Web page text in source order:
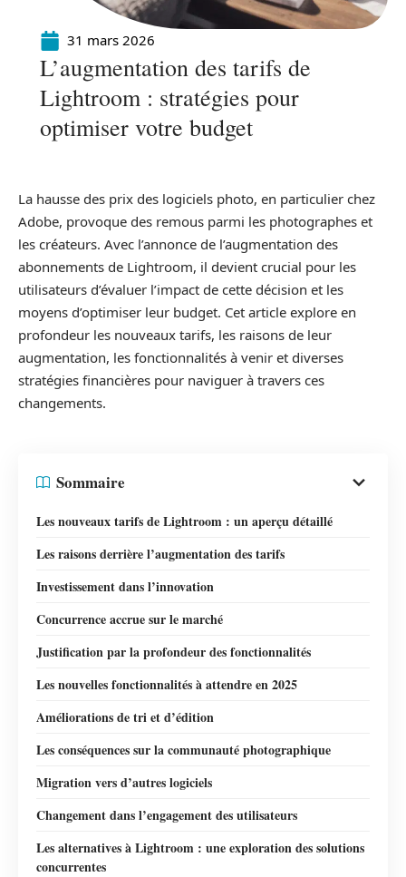
31 mars 2026
L’augmentation des tarifs de
Lightroom : stratégies pour
optimiser votre budget
La hausse des prix des logiciels photo, en particulier chez
Adobe, provoque des remous parmi les photographes et
les créateurs. Avec l’annonce de l’augmentation des
abonnements de Lightroom, il devient crucial pour les
utilisateurs d’évaluer l’impact de cette décision et les
moyens d’optimiser leur budget. Cet article explore en
profondeur les nouveaux tarifs, les raisons de leur
augmentation, les fonctionnalités à venir et diverses
stratégies financières pour naviguer à travers ces
changements.
Sommaire
Les nouveaux tarifs de Lightroom : un aperçu détaillé
Les raisons derrière l’augmentation des tarifs
Investissement dans l’innovation
Concurrence accrue sur le marché
Justification par la profondeur des fonctionnalités
Les nouvelles fonctionnalités à attendre en 2025
Améliorations de tri et d’édition
Les conséquences sur la communauté photographique
Migration vers d’autres logiciels
Changement dans l’engagement des utilisateurs
Les alternatives à Lightroom : une exploration des solutions
concurrentes